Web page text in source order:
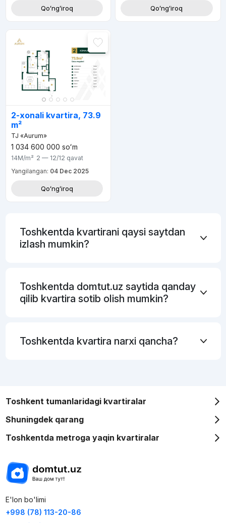
Qoʻngʻiroq Qoʻngʻiroq
2-xonali kvartira, 73.9
m²
TJ «Aurum»
1 034 600 000 soʻm
14M/m² 2 — 12/12 qavat
Yangilangan: 04 Dec 2025
Qoʻngʻiroq
Toshkentda kvartirani qaysi saytdan
izlash mumkin?
Toshkentda domtut.uz saytida qanday
qilib kvartira sotib olish mumkin?
Toshkentda kvartira narxi qancha?
Toshkent tumanlaridagi kvartiralar
Shuningdek qarang
Toshkentda metroga yaqin kvartiralar
E'lon bo'limi
+998 (78) 113-20-86